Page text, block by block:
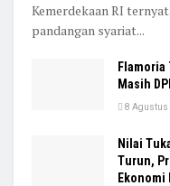
Kemerdekaan RI
pandangan syariat...
Flamoria
Masih
8 Agustus
Nilai
Turun,
Ekonomi